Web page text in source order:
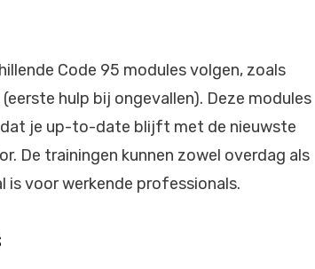
Code 95 modules volgen, zoals
hulp bij ongevallen). Deze modules
je up-to-date blijft met de nieuwste
De trainingen kunnen zowel overdag als
is voor werkende professionals.